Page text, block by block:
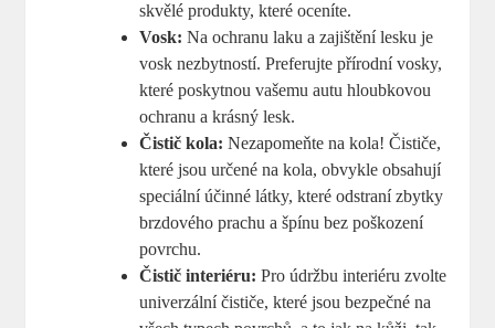
skvělé produkty, které oceníte.
Vosk: Na ochranu laku a zajištění lesku je
vosk nezbytností. Preferujte přírodní vosky,
které poskytnou vašemu autu hloubkovou
ochranu a krásný lesk.
Čistič kola: Nezapomeňte na kola! Čističe,
které jsou určené na kola, obvykle obsahují
speciální účinné látky, které odstraní zbytky
brzdového prachu a špínu bez poškození
povrchu.
Čistič interiéru: Pro údržbu interiéru zvolte
univerzální čističe, které jsou bezpečné na